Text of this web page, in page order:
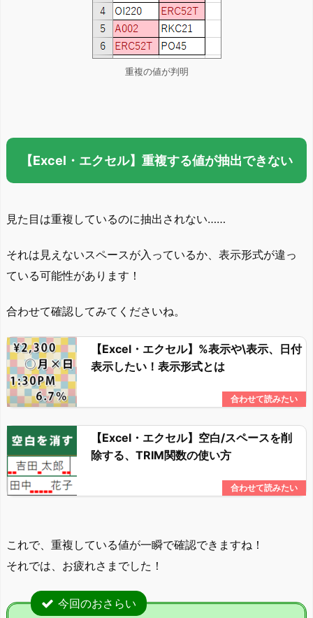
重複の値が判明
【Excel・エクセル】重複する値が抽出できない
見た目は重複しているのに抽出されない……
それは見えないスペースが入っているか、表示形式が違っ
ている可能性があります！
合わせて確認してみてくださいね。
【Excel・エクセル】%表示や\表示、日付
表示したい！表示形式とは
【Excel・エクセル】空白/スペースを削
除する、TRIM関数の使い方
これで、重複している値が一瞬で確認できますね！
それでは、お疲れさまでした！
今回のおさらい